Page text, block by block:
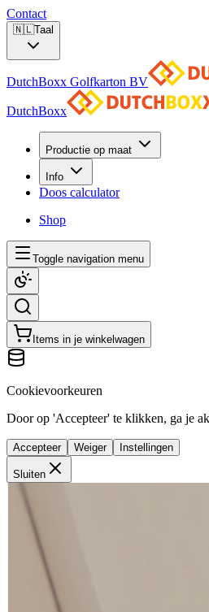
Contact
🇳🇱Taal
DutchBoxx Golfkarton BV
DutchBoxx
Productie op maat
Info
Doos calculator
Shop
Toggle navigation menu
Items in je winkelwagen
Cookievoorkeuren
Door op 'Accepteer' te klikken, ga je
Accepteer Weiger Instellingen
Sluiten